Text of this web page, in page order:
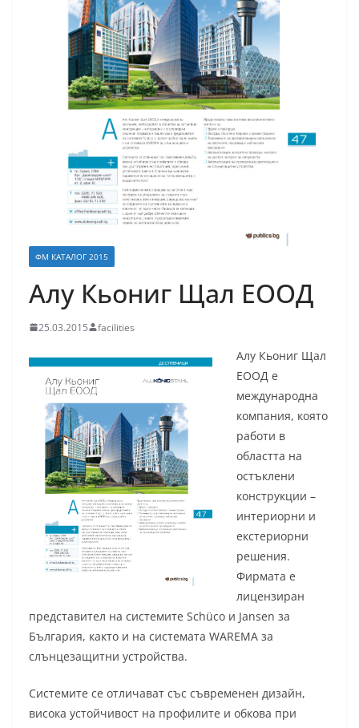
ФМ КАТАЛОГ 2015
Алу Кьониг Щал ЕООД
25.03.2015 facilities
Алу Кьониг Щал
ЕООД е
международна
компания, която
работи в
областта на
остъклени
конструкции –
интериорни и
екстериорни
решения.
Фирмата е
лицензиран
представител на системите Schüco и Jansen за
България, както и на системата WAREMA за
слънцезащитни устройства.
Системите се отличават със съвременен дизайн,
висока устойчивост на профилите и обкова при